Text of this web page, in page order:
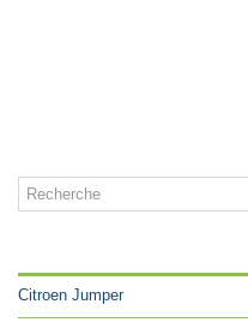
Citroen Jumper